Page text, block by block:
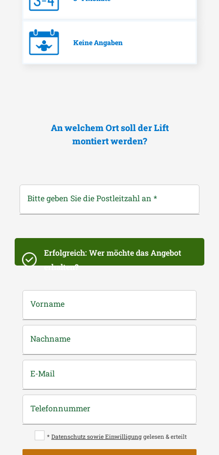
Keine Angaben
An welchem Ort soll der Lift
montiert werden?
Bitte geben Sie die Postleitzahl an *
Erfolgreich: Wer möchte das Angebot
erhalten?
Vorname
Nachname
E-Mail
Telefonnummer
* Datenschutz sowie Einwilligung gelesen & erteilt